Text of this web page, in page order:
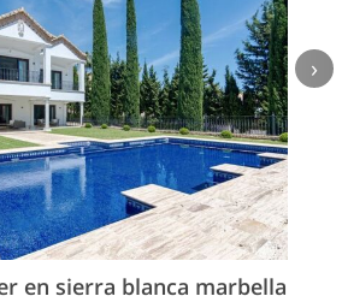
en sierra blanca marbella
›